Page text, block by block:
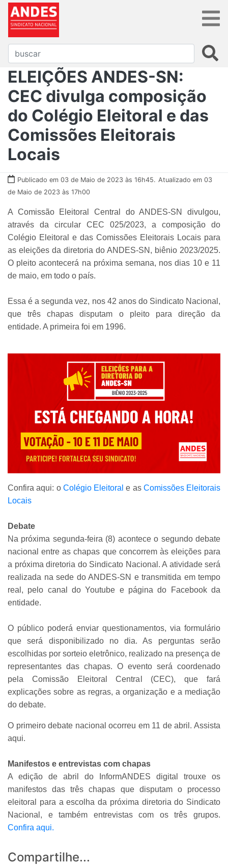
ELEIÇÕES ANDES-SN:
CEC divulga composição
do Colégio Eleitoral e das
Comissões Eleitorais
Locais
Publicado em 03 de Maio de 2023 às 16h45. Atualizado em 03
de Maio de 2023 às 17h00
A Comissão Eleitoral Central do ANDES-SN divulgou,
através da circular CEC 025/2023, a composição do
Colégio Eleitoral e das Comissões Eleitorais Locais para
as eleições da diretoria do ANDES-SN, biênio 2023/2025.
O pleito acontecerá na próxima semana, nos dias 10 e 11
de maio, em todo o país.
Essa é a segunda vez, nos 42 anos do Sindicato Nacional,
que três chapas disputam o pleito para direção da
entidade. A primeira foi em 1996.
Confira aqui: o Colégio Eleitorale asComissões Eleitorais
Locais
Debate
Na próxima segunda-feira (8) acontece o segundo debate
nacional entre as chapas que concorrem às eleições para
a próxima diretoria do Sindicato Nacional. A atividade será
realizada na sede do ANDES-SN e transmitida em tempo
real, pelo canal do Youtube e página do Facebook da
entidade.
O público poderá enviar questionamentos, via formulário
que será disponibilizado no dia. As perguntas serão
escolhidas por sorteio eletrônico, realizado na presença de
representantes das chapas. O evento será coordenado
pela Comissão Eleitoral Central (CEC), que fará
explicações sobre as regras, a organização e a mediação
do debate.
O primeiro debate nacional ocorreu em 11 de abril. Assista
aqui.
Manifestos e entrevistas com chapas
A edição de abril do InformANDES digital trouxe os
manifestos das três chapas que disputam o processo
eleitoral para a escolha da próxima diretoria do Sindicato
Nacional, e também entrevistas com os três grupos.
Confira aqui.
Compartilhe...